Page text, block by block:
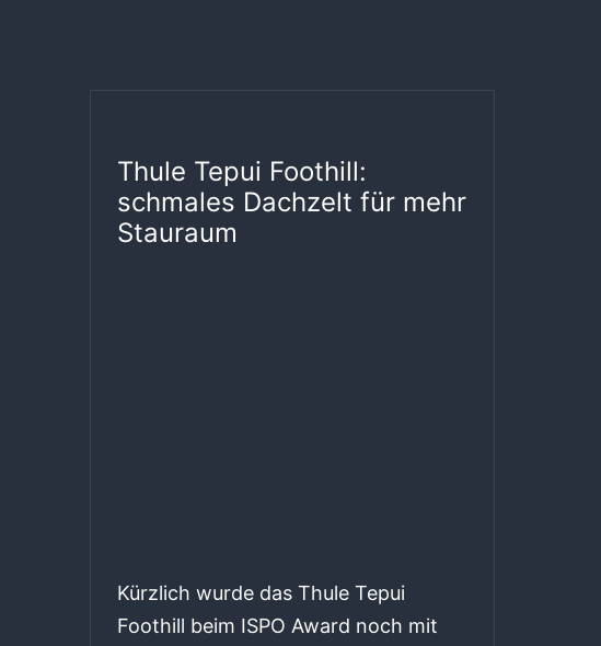
Thule Tepui Foothill:
schmales Dachzelt für mehr
Stauraum
Kürzlich wurde das Thule Tepui
Foothill beim ISPO Award noch mit